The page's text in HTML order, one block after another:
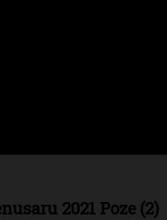
2021 Poze (2)